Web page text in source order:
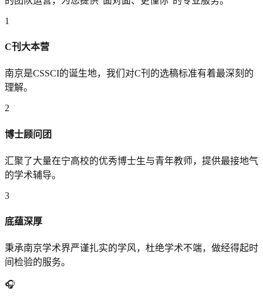
1
C刊大本营
南京是CSSCI的诞生地，我们对C刊的选稿标准有着最深刻的
理解。
2
博士顾问团
汇聚了大量在宁高校的优秀博士生与青年教师，提供最接地气
的学术辅导。
3
底蕴深厚
秉承南京学术界严谨扎实的学风，杜绝学术不端，做经得起时
间检验的服务。
🎧